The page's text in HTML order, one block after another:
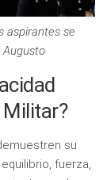
aspirantes se
Augusto
su
fuerza,